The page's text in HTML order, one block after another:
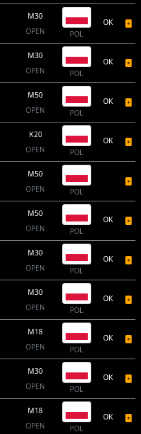
M30
OPEN
POL
OK
M30
OPEN
POL
OK
M50
OPEN
POL
OK
K20
OPEN
POL
OK
M50
OPEN
POL
M50
OPEN
POL
OK
M30
OPEN
POL
OK
M30
OPEN
POL
OK
M18
OPEN
POL
OK
M30
OPEN
POL
OK
M18
OPEN
POL
OK